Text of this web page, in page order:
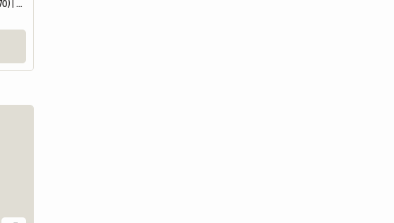
Gesamte Unterkunft | Profondeville (5170) | 40 M2